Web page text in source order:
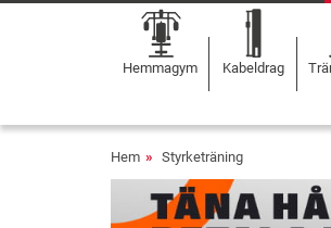
Hemmagym Kabeldrag
Hem Styrketräning